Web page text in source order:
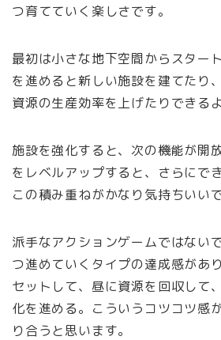
つ育てていく楽しさです。
最初は小さな地下空間からスター
を進めると新しい施設を建てたり
資源の生産効率を上げたりできる
施設を強化すると、次の機能が開
をレベルアップすると、さらにで
この積み重ねがかなり気持ちいいで
派手なアクションゲームではない
つ進めていくタイプの達成感があ
セットして、昼に資源を回収して
化を進める。こういうコツコツ感
り合うと思います。